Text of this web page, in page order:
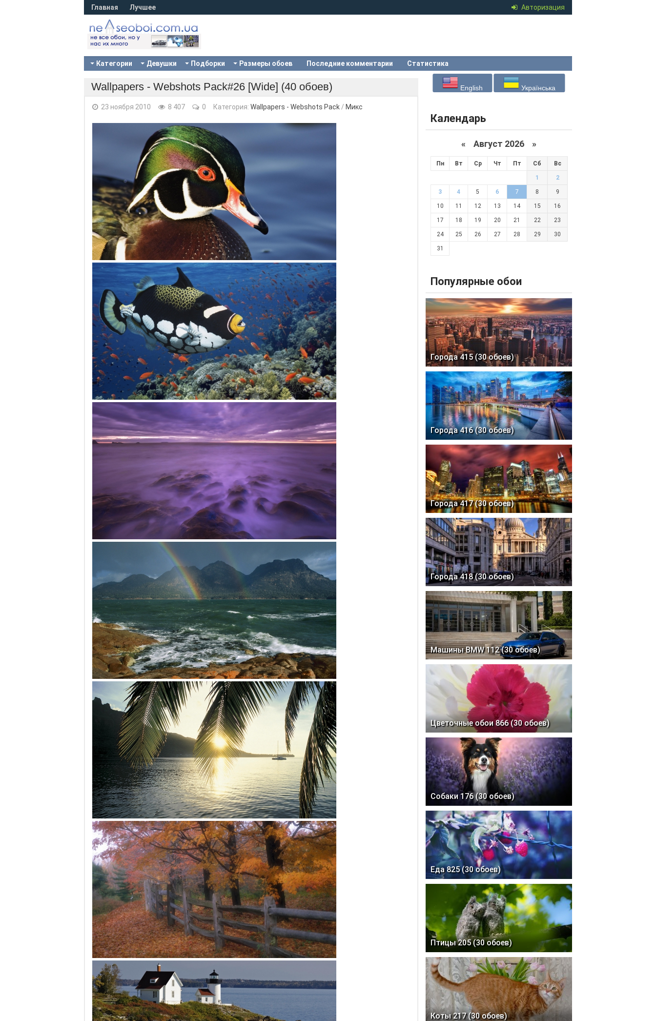
Авторизация
Главная Лучшее
Категории Девушки Подборки Размеры обоев Последние комментарии Статистика
Wallpapers - Webshots Pack#26 [Wide] (40 обоев)
23 ноября 2010 8 407 0 Категория: Wallpapers - Webshots Pack / Микс
English Українська
Календарь
« Август 2026 »
Пн Вт Ср Чт Пт Сб Вс
1 2
3 4 5 6 7 8 9
10 11 12 13 14 15 16
17 18 19 20 21 22 23
24 25 26 27 28 29 30
31
Популярные обои
Города 415 (30 обоев)
Города 416 (30 обоев)
Города 417 (30 обоев)
Города 418 (30 обоев)
Машины BMW 112 (30 обоев)
Цветочные обои 866 (30 обоев)
Собаки 176 (30 обоев)
Еда 825 (30 обоев)
Птицы 205 (30 обоев)
Коты 217 (30 обоев)